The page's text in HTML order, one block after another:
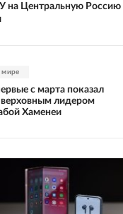
на Центральную Россию
мире
с марта показал
верховным лидером
Хаменеи